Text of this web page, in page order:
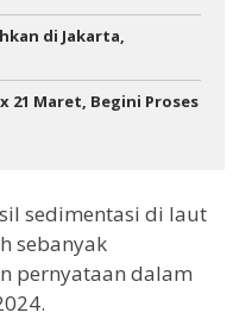
di Jakarta,
21 Maret, Begini Proses
sedimentasi di laut
sebanyak
pernyataan dalam